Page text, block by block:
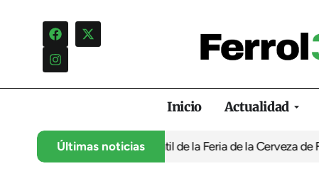
Inicio Actualidad
Últimas noticias
infantil de la Feria de la Cerveza de Ferrol por